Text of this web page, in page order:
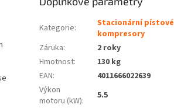
Kategorie:
Stacionární pístové
kompresory
Záruka:
2 roky
Hmotnost:
130 kg
EAN:
4011666022639
Výkon
motoru (kW):
5.5